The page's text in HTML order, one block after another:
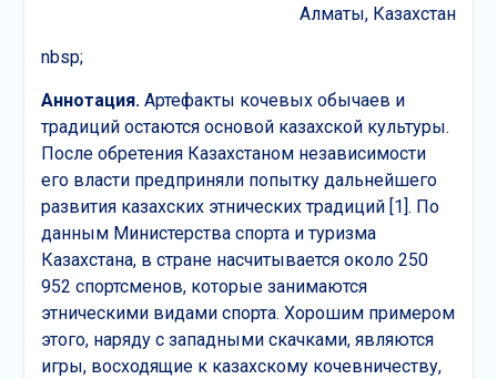
Алматы, Казахстан
nbsp;
Аннотация.Артефакты кочевых обычаев и
традиций остаются основой казахской культуры.
После обретения Казахстаном независимости
его власти предприняли попытку дальнейшего
развития казахских этнических традиций [1]. По
данным Министерства спорта и туризма
Казахстана, в стране насчитывается около 250
952 спортсменов, которые занимаются
этническими видами спорта. Хорошим примером
этого, наряду с западными скачками, являются
игры, восходящие к казахскому кочевничеству,